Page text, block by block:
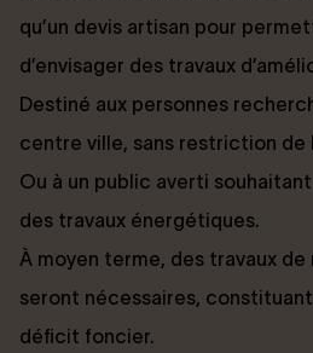
qu’un devis artisan pour
d’envisager des travaux
Destiné aux personnes
centre ville, sans restriction de
Ou à un public averti
des travaux énergétiques.
À moyen terme, des travaux
seront nécessaires,
déficit foncier.